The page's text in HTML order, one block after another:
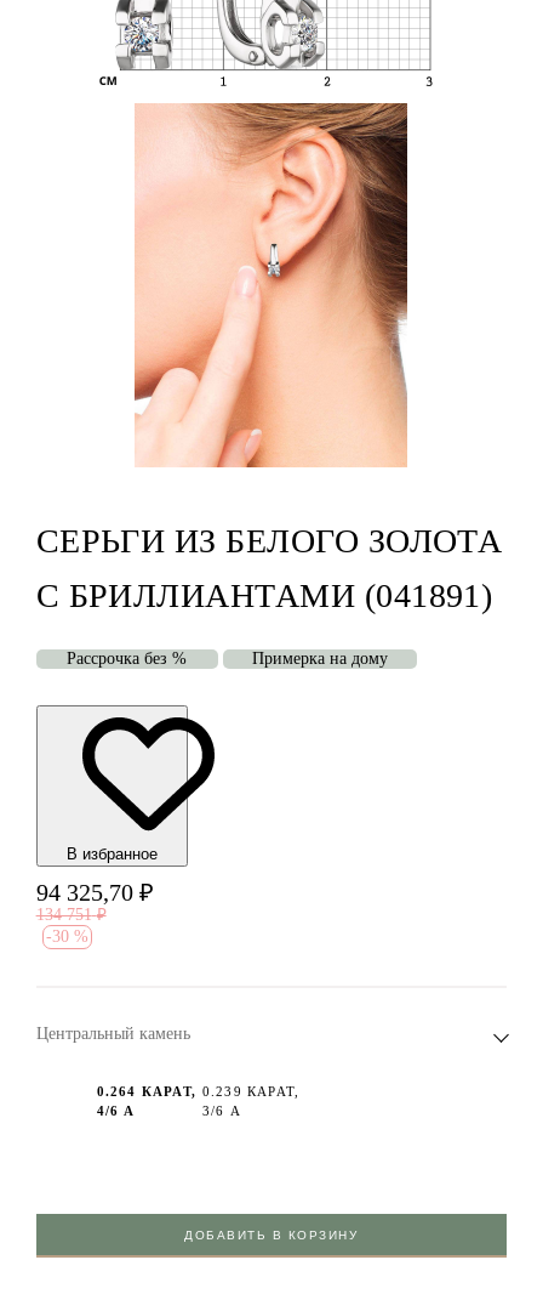
СЕРЬГИ ИЗ БЕЛОГО ЗОЛОТА
С БРИЛЛИАНТАМИ (041891)
Рассрочка без % Примерка на дому
В избранноe
94 325,70 ₽
134 751 ₽
-30 %
Центральный камень
0.264 КАРАТ,
4/6 А
0.239 КАРАТ,
3/6 А
ДОБАВИТЬ В КОРЗИНУ